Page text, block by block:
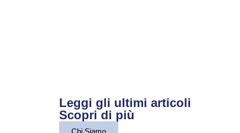
Leggi gli ultimi articoli
Scopri di più
Chi Siamo